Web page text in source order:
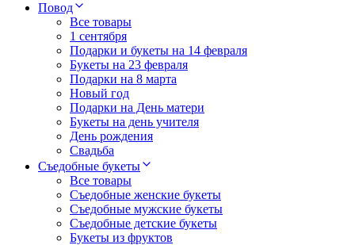
Повод
Все товары
1 сентября
Подарки и букеты на 14 февраля
Букеты на 23 февраля
Подарки на 8 марта
Новый год
Подарки на День матери
Букеты на день учителя
День рождения
Свадьба
Съедобные букеты
Все товары
Съедобные женские букеты
Съедобные мужские букеты
Съедобные детские букеты
Букеты из фруктов